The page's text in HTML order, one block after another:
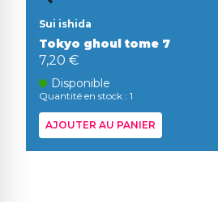
Sui ishida
Tokyo ghoul tome 7
7,20 €
Disponible
Quantité en stock : 1
AJOUTER AU PANIER